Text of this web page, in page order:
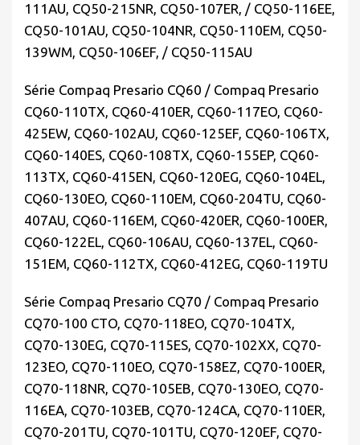
111AU, CQ50-215NR, CQ50-107ER, / CQ50-116EE,
CQ50-101AU, CQ50-104NR, CQ50-110EM, CQ50-
139WM, CQ50-106EF, / CQ50-115AU
Série Compaq Presario CQ60 / Compaq Presario
CQ60-110TX, CQ60-410ER, CQ60-117EO, CQ60-
425EW, CQ60-102AU, CQ60-125EF, CQ60-106TX,
CQ60-140ES, CQ60-108TX, CQ60-155EP, CQ60-
113TX, CQ60-415EN, CQ60-120EG, CQ60-104EL,
CQ60-130EO, CQ60-110EM, CQ60-204TU, CQ60-
407AU, CQ60-116EM, CQ60-420ER, CQ60-100ER,
CQ60-122EL, CQ60-106AU, CQ60-137EL, CQ60-
151EM, CQ60-112TX, CQ60-412EG, CQ60-119TU
Série Compaq Presario CQ70 / Compaq Presario
CQ70-100 CTO, CQ70-118EO, CQ70-104TX,
CQ70-130EG, CQ70-115ES, CQ70-102XX, CQ70-
123EO, CQ70-110EO, CQ70-158EZ, CQ70-100ER,
CQ70-118NR, CQ70-105EB, CQ70-130EO, CQ70-
116EA, CQ70-103EB, CQ70-124CA, CQ70-110ER,
CQ70-201TU, CQ70-101TU, CQ70-120EF, CQ70-